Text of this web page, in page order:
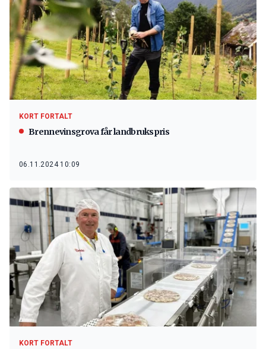
KORT FORTALT
Brennevinsgrova får landbrukspris
06.11.2024 10:09
KORT FORTALT